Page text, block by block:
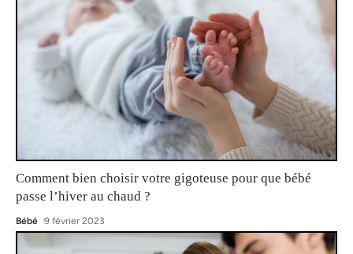
Comment bien choisir votre gigoteuse pour que bébé
passe l’hiver au chaud ?
Bébé 9 février 2023